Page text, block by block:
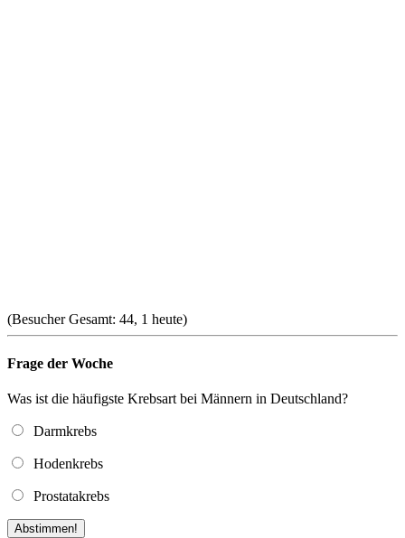
(Besucher Gesamt: 44, 1 heute)
Frage der Woche
Was ist die häufigste Krebsart bei Männern in Deutschland?
Darmkrebs
Hodenkrebs
Prostatakrebs
Abstimmen!